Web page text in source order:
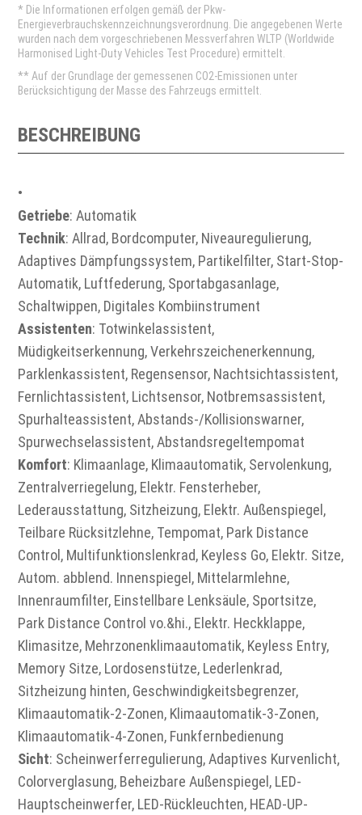
* Die Informationen erfolgen gemäß der Pkw-
Energieverbrauchskennzeichnungsverordnung. Die angegebenen Werte
wurden nach dem vorgeschriebenen Messverfahren WLTP (Worldwide
Harmonised Light-Duty Vehicles Test Procedure) ermittelt.
** Auf der Grundlage der gemessenen CO2-Emissionen unter
Berücksichtigung der Masse des Fahrzeugs ermittelt.
BESCHREIBUNG
•
Getriebe: Automatik
Technik: Allrad, Bordcomputer, Niveauregulierung,
Adaptives Dämpfungssystem, Partikelfilter, Start-Stop-
Automatik, Luftfederung, Sportabgasanlage,
Schaltwippen, Digitales Kombiinstrument
Assistenten: Totwinkelassistent,
Müdigkeitserkennung, Verkehrszeichenerkennung,
Parklenkassistent, Regensensor, Nachtsichtassistent,
Fernlichtassistent, Lichtsensor, Notbremsassistent,
Spurhalteassistent, Abstands-/Kollisionswarner,
Spurwechselassistent, Abstandsregeltempomat
Komfort: Klimaanlage, Klimaautomatik, Servolenkung,
Zentralverriegelung, Elektr. Fensterheber,
Lederausstattung, Sitzheizung, Elektr. Außenspiegel,
Teilbare Rücksitzlehne, Tempomat, Park Distance
Control, Multifunktionslenkrad, Keyless Go, Elektr. Sitze,
Autom. abblend. Innenspiegel, Mittelarmlehne,
Innenraumfilter, Einstellbare Lenksäule, Sportsitze,
Park Distance Control vo.&hi., Elektr. Heckklappe,
Klimasitze, Mehrzonenklimaautomatik, Keyless Entry,
Memory Sitze, Lordosenstütze, Lederlenkrad,
Sitzheizung hinten, Geschwindigkeitsbegrenzer,
Klimaautomatik-2-Zonen, Klimaautomatik-3-Zonen,
Klimaautomatik-4-Zonen, Funkfernbedienung
Sicht: Scheinwerferregulierung, Adaptives Kurvenlicht,
Colorverglasung, Beheizbare Außenspiegel, LED-
Hauptscheinwerfer, LED-Rückleuchten, HEAD-UP-